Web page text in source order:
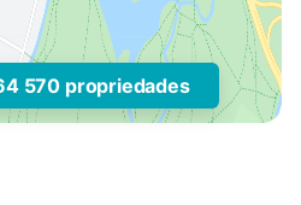
570 propriedades